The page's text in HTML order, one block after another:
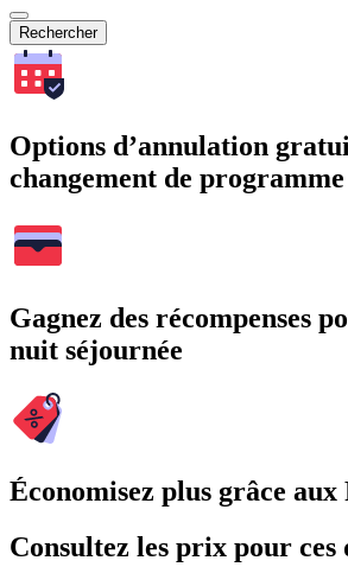
Rechercher
Options d’annulation
changement de programme
Gagnez des récompenses
nuit séjournée
Économisez plus grâce
Consultez les prix pour ces